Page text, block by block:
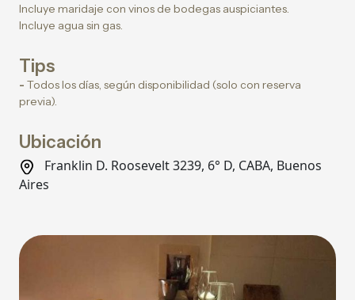
Incluye maridaje con vinos de bodegas auspiciantes.
Incluye agua sin gas.
Tips
- Todos los días, según disponibilidad (solo con reserva
previa).
Ubicación
Franklin D. Roosevelt 3239, 6° D, CABA, Buenos
Aires